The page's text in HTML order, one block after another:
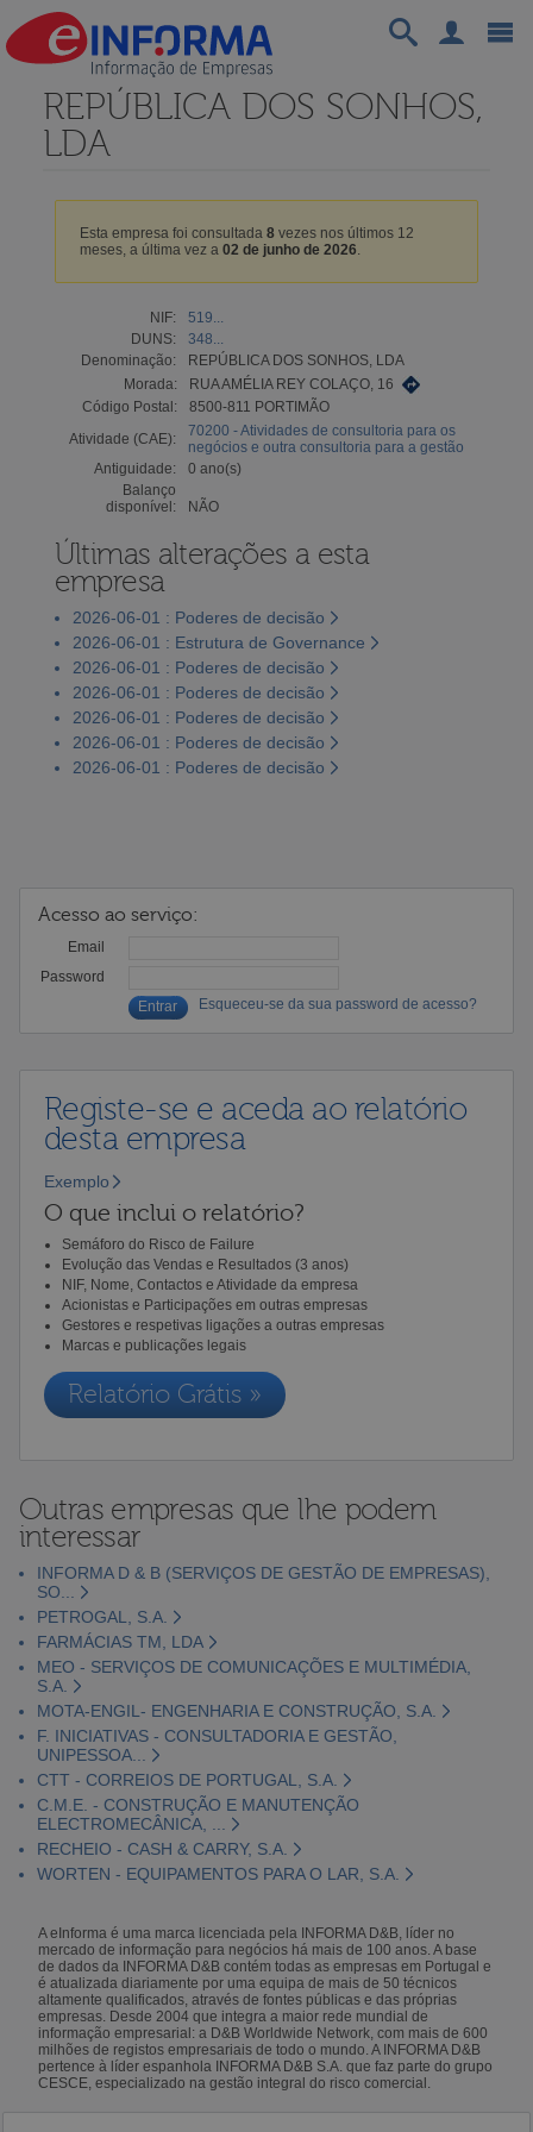
REPÚBLICA DOS SONHOS,
LDA
Esta empresa foi consultada 8vezes nos últimos 12
meses, a última vez a 02 de junho de 2026.
NIF:
519...
DUNS:
348...
Denominação:
REPÚBLICA DOS SONHOS, LDA
Morada:
RUA AMÉLIA REY COLAÇO, 16
Código Postal:
8500-811 PORTIMÃO
Atividade (CAE):
70200 - Atividades de consultoria para os
negócios e outra consultoria para a gestão
Antiguidade:
0 ano(s)
Balanço
disponível:
NÃO
Últimas alterações a esta
empresa
2026-06-01 : Poderes de decisão
2026-06-01 : Estrutura de Governance
2026-06-01 : Poderes de decisão
2026-06-01 : Poderes de decisão
2026-06-01 : Poderes de decisão
2026-06-01 : Poderes de decisão
2026-06-01 : Poderes de decisão
Acesso ao serviço:
Email
Password
Esqueceu-se da sua password de acesso?
Registe-se e aceda ao relatório
desta empresa
Exemplo
O que inclui o relatório?
Semáforo do Risco de Failure
Evolução das Vendas e Resultados (3 anos)
NIF, Nome, Contactos e Atividade da empresa
Acionistas e Participações em outras empresas
Gestores e respetivas ligações a outras empresas
Marcas e publicações legais
Relatório Grátis »
Outras empresas que lhe podem
interessar
INFORMA D & B (SERVIÇOS DE GESTÃO DE EMPRESAS),
SO...
PETROGAL, S.A.
FARMÁCIAS TM, LDA
MEO - SERVIÇOS DE COMUNICAÇÕES E MULTIMÉDIA,
S.A.
MOTA-ENGIL- ENGENHARIA E CONSTRUÇÃO, S.A.
F. INICIATIVAS - CONSULTADORIA E GESTÃO,
UNIPESSOA...
CTT - CORREIOS DE PORTUGAL, S.A.
C.M.E. - CONSTRUÇÃO E MANUTENÇÃO
ELECTROMECÂNICA, ...
RECHEIO - CASH & CARRY, S.A.
WORTEN - EQUIPAMENTOS PARA O LAR, S.A.
A eInforma é uma marca licenciada pela INFORMA D&B, líder no
mercado de informação para negócios há mais de 100 anos. A base
de dados da INFORMA D&B contém todas as empresas em Portugal e
é atualizada diariamente por uma equipa de mais de 50 técnicos
altamente qualificados, através de fontes públicas e das próprias
empresas. Desde 2004 que integra a maior rede mundial de
informação empresarial: a D&B Worldwide Network, com mais de 600
milhões de registos empresariais de todo o mundo. A INFORMA D&B
pertence à líder espanhola INFORMA D&B S.A. que faz parte do grupo
CESCE, especializado na gestão integral do risco comercial.